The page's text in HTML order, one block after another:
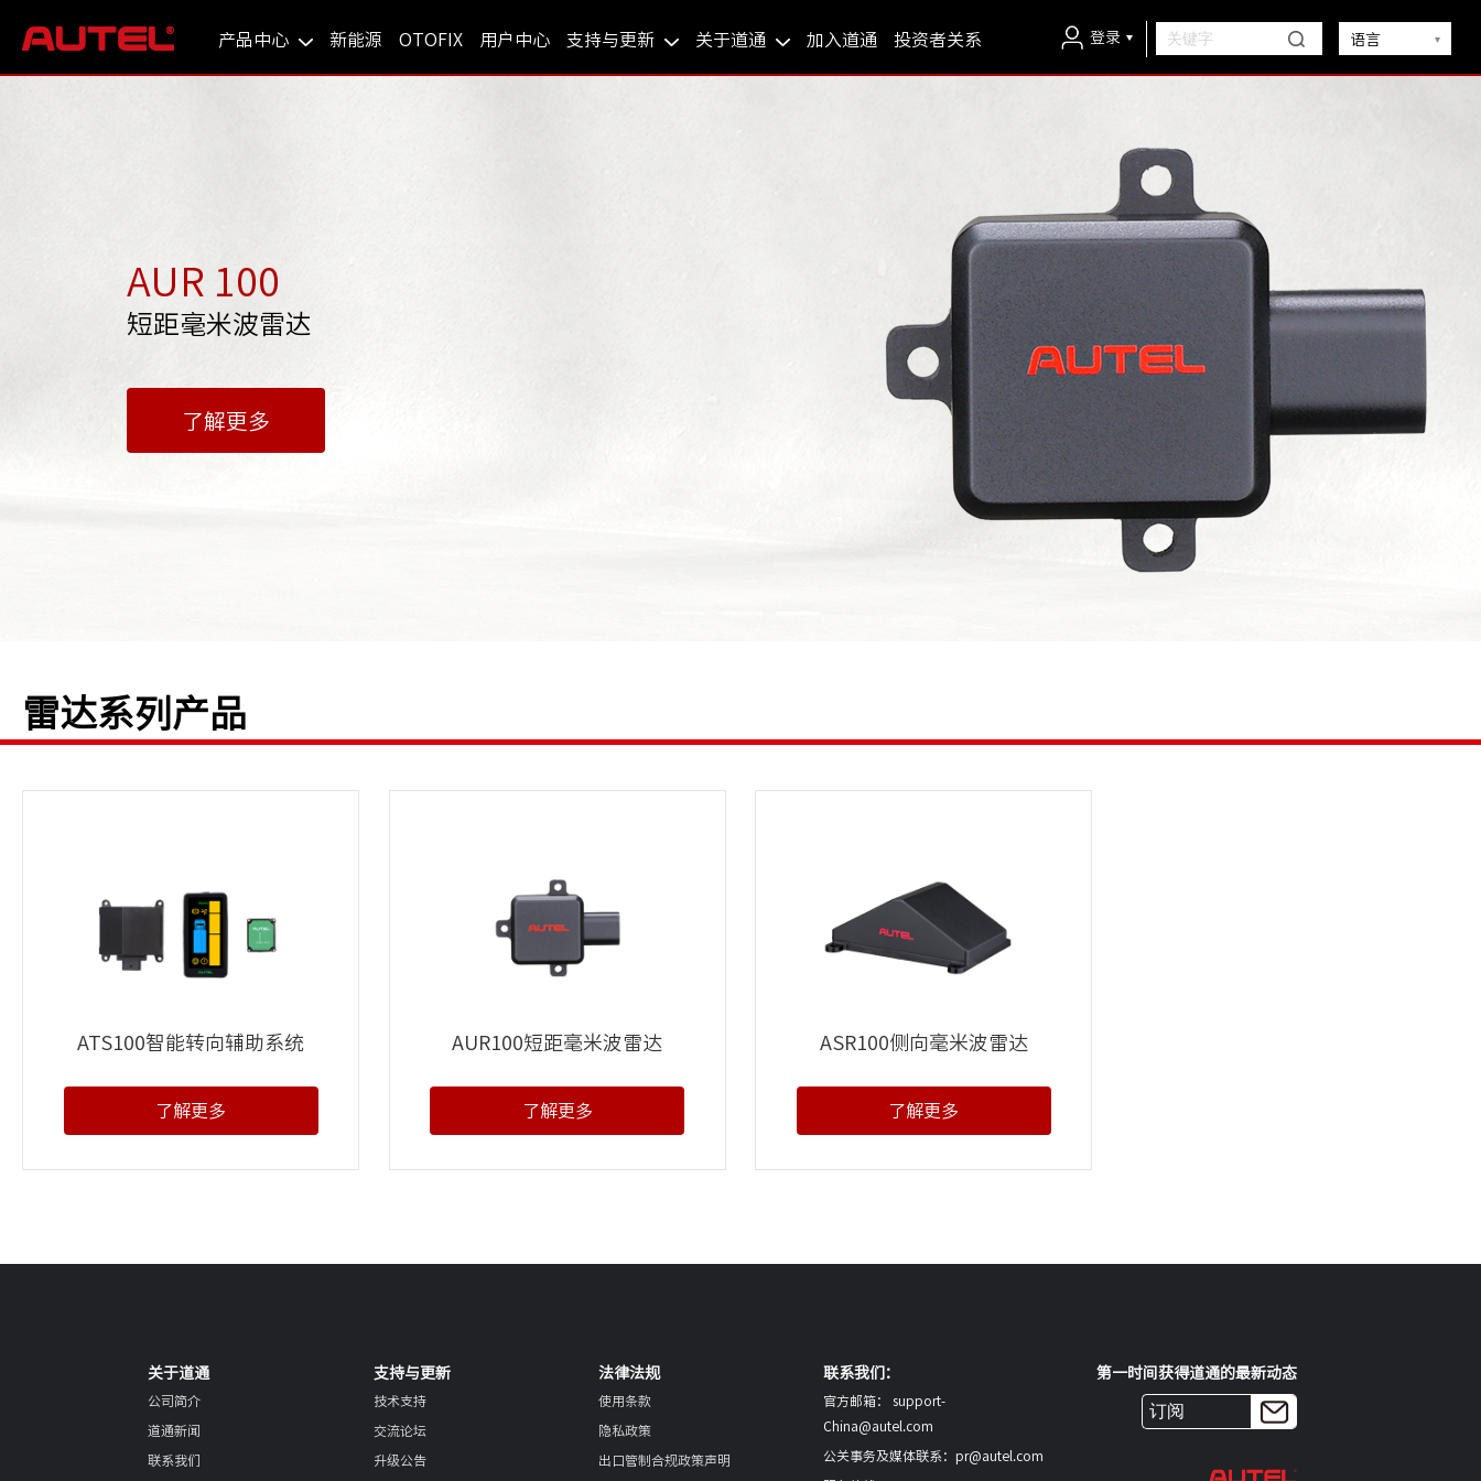
产品中心 新能源 OTOFIX 用户中心 支持与更新 关于道通 加入道通 投资者关系 登录 语言
ATS 100
智能转向辅助系统
了解更多
雷达系列产品
ATS100智能转向辅助系统
了解更多
AUR100短距毫米波雷达
了解更多
ASR100侧向毫米波雷达
了解更多
关于道通
公司简介
道通新闻
联系我们
支持与更新
技术支持
交流论坛
升级公告
法律法规
使用条款
隐私政策
出口管制合规政策声明
联系我们：
官方邮箱： support-
China@autel.com
公关事务及媒体联系：pr@autel.com
第一时间获得道通的最新动态